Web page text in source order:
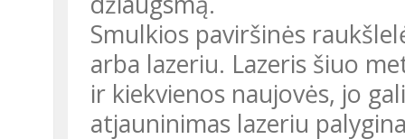
Smulkios paviršinės
arba lazeriu. Lazeris šiuo
ir kiekvienos naujovės, jo
atjauninimas lazeriu